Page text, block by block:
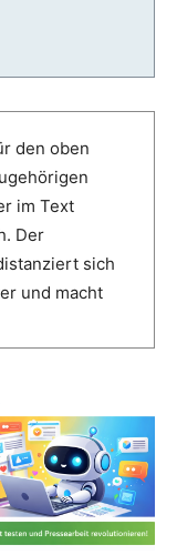
den oben
im Text
Der
sich
und macht